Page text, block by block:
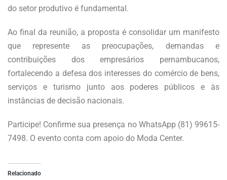
do setor produtivo é fundamental.
Ao final da reunião, a proposta é consolidar um manifesto
que represente as preocupações, demandas e
contribuições dos empresários pernambucanos,
fortalecendo a defesa dos interesses do comércio de bens,
serviços e turismo junto aos poderes públicos e às
instâncias de decisão nacionais.
Participe! Confirme sua presença no WhatsApp (81) 99615-
7498. O evento conta com apoio do Moda Center.
Relacionado